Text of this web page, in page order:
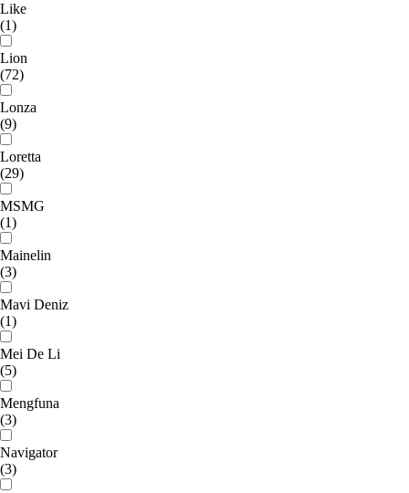
Like
(1)
Lion
(72)
Lonza
(9)
Loretta
(29)
MSMG
(1)
Mainelin
(3)
Mavi Deniz
(1)
Mei De Li
(5)
Mengfuna
(3)
Navigator
(3)